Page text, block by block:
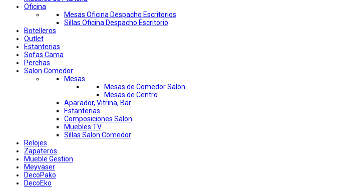
Oficina
Mesas Oficina Despacho Escritorios
Sillas Oficina Despacho Escritorio
Botelleros
Outlet
Estanterias
Sofas Cama
Perchas
Salon Comedor
Mesas
Mesas de Comedor Salon
Mesas de Centro
Aparador, Vitrina, Bar
Estanterias
Composiciones Salon
Muebles TV
Sillas Salon Comedor
Relojes
Zapateros
Mueble Gestion
Meyvaser
DecoPako
DecoEko